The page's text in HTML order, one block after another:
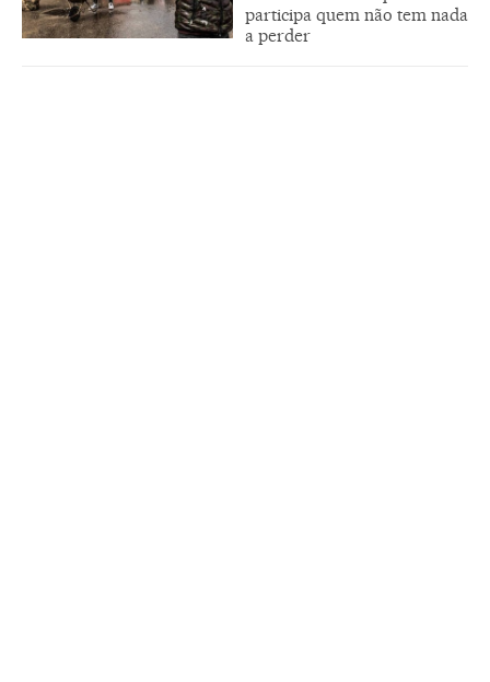
participa quem não tem nada
a perder